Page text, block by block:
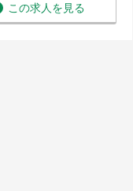
この求人を見る